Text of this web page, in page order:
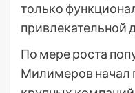
только
привлекательной
По мере роста
Милимеров начал